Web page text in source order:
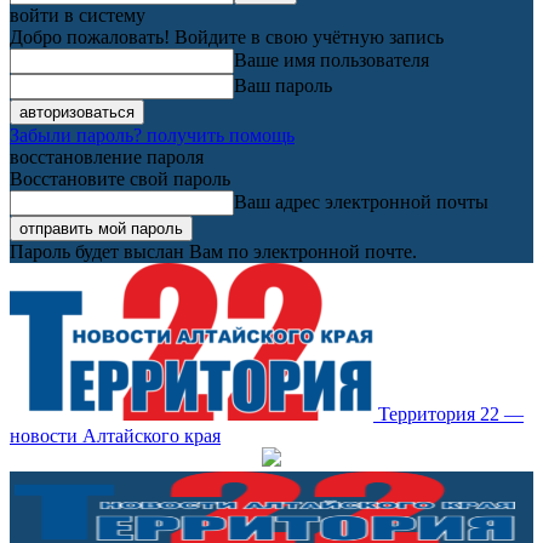
войти в систему
Добро пожаловать! Войдите в свою учётную запись
Ваше имя пользователя
Ваш пароль
Забыли пароль? получить помощь
восстановление пароля
Восстановите свой пароль
Ваш адрес электронной почты
Пароль будет выслан Вам по электронной почте.
Территория 22 —
новости Алтайского края